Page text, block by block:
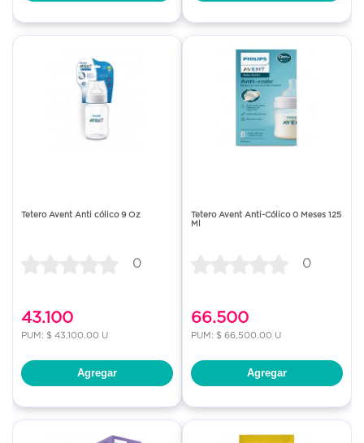
Tetero Avent Anti cólico 9 Oz
0
43.100
PUM: $ 43,100.00 U
Agregar
Tetero Avent Anti-Cólico 0 Meses 125
Ml
0
66.500
PUM: $ 66,500.00 U
Agregar